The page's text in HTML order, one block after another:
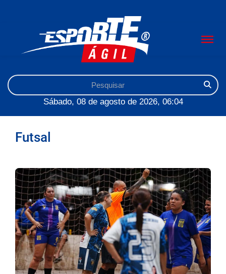
Sábado, 08 de agosto de 2026, 06:04
Futsal